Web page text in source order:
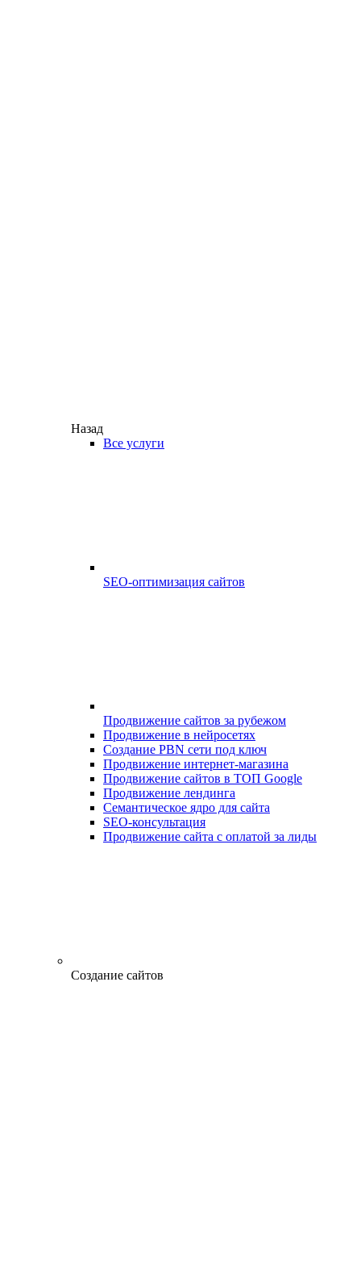
Назад
Все услуги
SEO-оптимизация сайтов
Продвижение сайтов за рубежом
Продвижение в нейросетях
Создание PBN сети под ключ
Продвижение интернет-магазина
Продвижение сайтов в ТОП Google
Продвижение лендинга
Семантическое ядро для сайта
SEO-консультация
Продвижение сайта с оплатой за лиды
Создание сайтов